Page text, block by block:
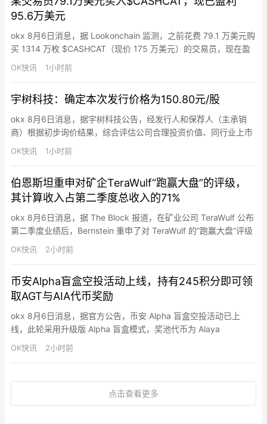
（类似信用卡积分），这并…
95.6万美元
okx 8月6日消息，据 Lookonchain 监测，之前花费 79.1 万美元购
买 1314 万枚 $CASHCAT（现价 175 万美元）的交易员，现在盈
利 95.6 万美元。另一位交易员也在 12 小时前花费 519 ETH（约
合 98.5 万美元）购买了 996 万枚 $CASHCAT。
OK快讯 1小时前
宇树科技：确定本次发行价格为150.80元/股
okx 8月6日消息，据宇树科技公告，经发行人和保荐人（主承销
商）根据初步询价结果，综合评估公司合理投资价值、同行业上市
公司估值水平、所属行业二级市场估值水平等方面，充分考虑网下
投资者有效申购倍数、市场情况、募集资金需求及承销风险等因
计投标询价。投资者请按此价格在2026年8月10日（T日）进行…
OK快讯 1小时前
伯恩斯坦重申对矿企TeraWulf“跑赢大盘”的评级，
其计算收入占第二季度总收入的71%
okx 8月6日消息，据 The Block 报道，在矿业公司 TeraWulf 公布
第二季度业绩后，Bernstein 重申了对 TeraWulf 的“跑赢大盘”评级
和 36 美元的目标价。该季度业绩显示，其高性能计算收入达到
3200 万美元，占总收入的 71%。这或许是迄今为止最清晰的证
效。
OK快讯 2小时前
币安Alpha盲盒空投活动上线，持有245积分即可领
取AGT与AIA代币奖励
okx 8月6日消息，据官方公告，币安 Alpha 盲盒空投活动已上
线，此轮采用升级版 Alpha 盲盒模式，奖池代币为 Alaya
Governance Token（AGT）与 DeAgentAI（AIA）。持有至少
245 个币安 Alpha 积分的用户可在 Alpha 活动页面领取一次代币
至…
OK快讯 2小时前
点击查看更多